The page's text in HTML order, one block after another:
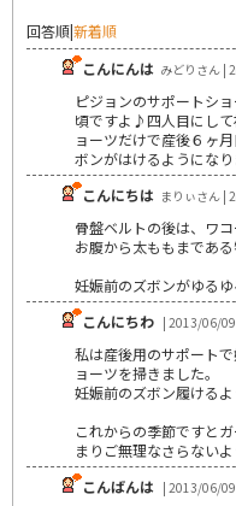
回答順|新着順
こんにんは みどりさん |
ピジョンのサポートシ
頃ですよ♪四人目にし
ョーツだけで産後６ヶ
ボンがはけるようになり
こんにちは まりぃさん |
骨盤ベルトの後は、ワ
お腹から太ももまである
妊娠前のズボンがゆるゆ
こんにちわ | 2013/06/09
私は産後用のサポート
ョーツを掃きました。
妊娠前のズボン履けるよ
これからの季節ですと
まりご無理なさらないよ
こんばんは | 2013/06/09